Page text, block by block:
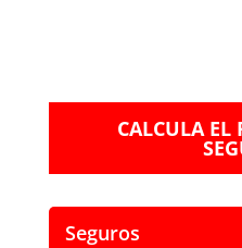
CALCULA EL
Seguros